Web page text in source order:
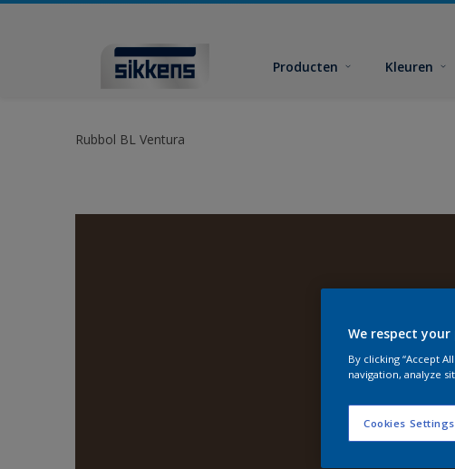
Producten Kleuren
Rubbol BL Ventura
We respect your
By clicking “Accept
navigation, analyze
Cookies Settings